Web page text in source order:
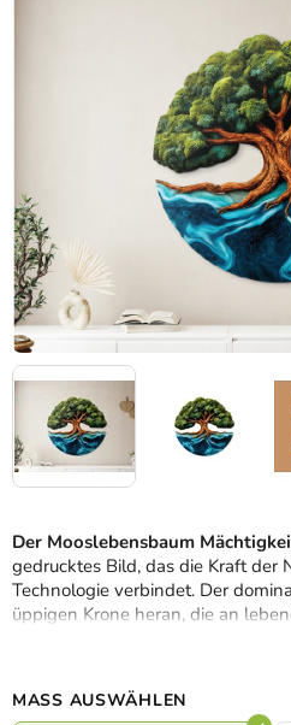
Der Mooslebensbaum
gedrucktes Bild, das die Kraft der
Technologie verbindet. Der
üppigen Krone heran, die an
einzigartiger Kontrast zwischen
der Fließfähigkeit der Elemente
MASS AUSWÄHLEN